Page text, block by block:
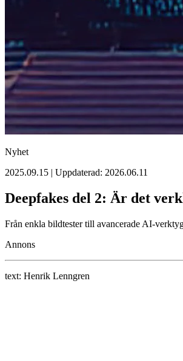
Nyhet
2025.09.15 | Uppdaterad: 2026.06.11
Deepfakes del 2: Är det
Från enkla bildtester till avancerade AI-
Annons
text: Henrik Lenngren